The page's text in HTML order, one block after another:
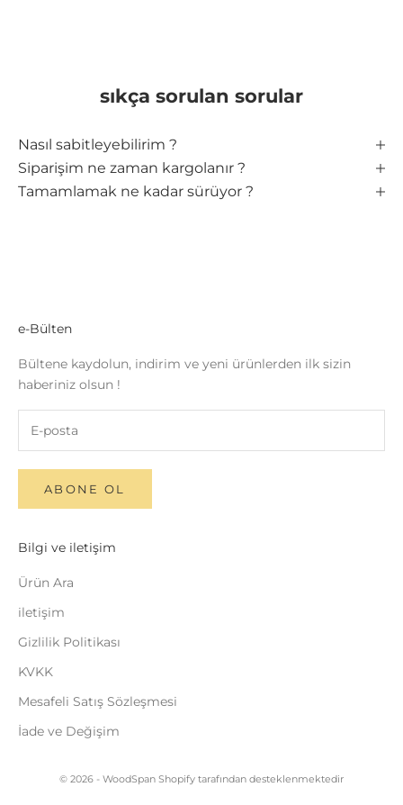
sıkça sorulan sorular
Nasıl sabitleyebilirim ?
Siparişim ne zaman kargolanır ?
Tamamlamak ne kadar sürüyor ?
e-Bülten
Bültene kaydolun, indirim ve yeni ürünlerden ilk sizin
haberiniz olsun !
ABONE OL
Bilgi ve iletişim
Ürün Ara
iletişim
Gizlilik Politikası
KVKK
Mesafeli Satış Sözleşmesi
İade ve Değişim
© 2026 - WoodSpan Shopify tarafından desteklenmektedir